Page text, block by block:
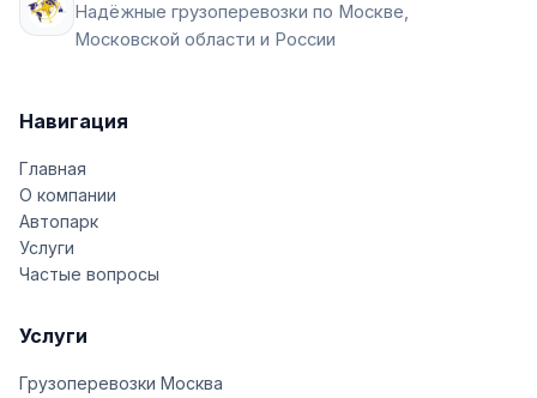
Надёжные грузоперевозки по Москве,
Московской области и России
Навигация
Главная
О компании
Автопарк
Услуги
Частые вопросы
Услуги
Грузоперевозки Москва